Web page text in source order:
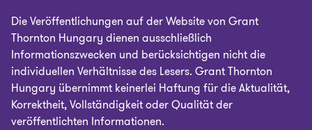
Die Veröffentlichungen auf der Website von Grant
Thornton Hungary dienen ausschließlich
Informationszwecken und berücksichtigen nicht die
individuellen Verhältnisse des Lesers. Grant Thornton
Hungary übernimmt keinerlei Haftung für die Aktualität,
Korrektheit, Vollständigkeit oder Qualität der
veröffentlichten Informationen.